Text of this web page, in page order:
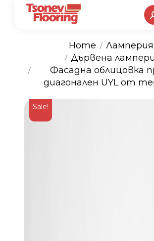
You are here:
Home
Ламперия
Дървена
Фасадна облицовка
диагонален UYL от
Sale!